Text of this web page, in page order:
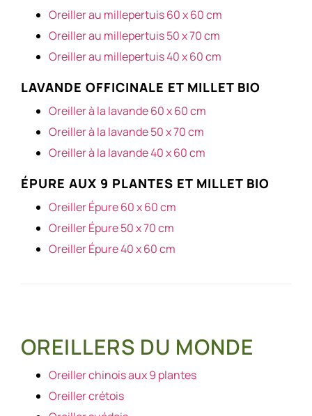
Oreiller au millepertuis 60 x 60 cm
Oreiller au millepertuis 50 x 70 cm
Oreiller au millepertuis 40 x 60 cm
LAVANDE OFFICINALE ET MILLET BIO
Oreiller à la lavande 60 x 60 cm
Oreiller à la lavande 50 x 70 cm
Oreiller à la lavande 40 x 60 cm
ÉPURE AUX 9 PLANTES ET MILLET BIO
Oreiller Épure 60 x 60 cm
Oreiller Épure 50 x 70 cm
Oreiller Épure 40 x 60 cm
OREILLERS DU MONDE
Oreiller chinois aux 9 plantes
Oreiller crétois